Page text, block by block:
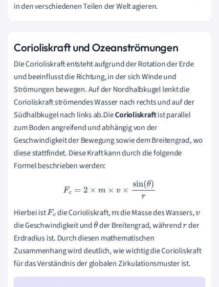
in den verschiedenen Teilen der Welt agieren.
Corioliskraft und Ozeanströmungen
Die Corioliskraft entsteht aufgrund der Rotation der Erde
und beeinflusst die Richtung, in der sich Winde und
Strömungen bewegen. Auf der Nordhalbkugel lenkt die
Corioliskraft strömendes Wasser nach rechts und auf der
Südhalbkugel nach links ab.DieCorioliskraftist parallel
zum Boden angreifend und abhängig von der
Geschwindigkeit der Bewegung sowie dem Breitengrad, wo
diese stattfindet. Diese Kraft kann durch die folgende
Formel beschrieben werden:
Fc =2 ×m ×v×sin( )r
Hierbei istFc die Corioliskraft,mdie Masse des Wassers,v
die Geschwindigkeit undθder Breitengrad, währendr der
Erdradius ist. Durch diesen mathematischen
Zusammenhang wird deutlich, wie wichtig die Corioliskraft
für das Verständnis der globalen Zirkulationsmuster ist.